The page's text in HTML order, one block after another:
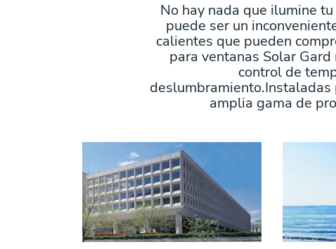
No hay nada que ilumine
puede ser un
calientes que pueden
para ventanas Solar
control de
deslumbramiento.Instaladas
amplia gama de